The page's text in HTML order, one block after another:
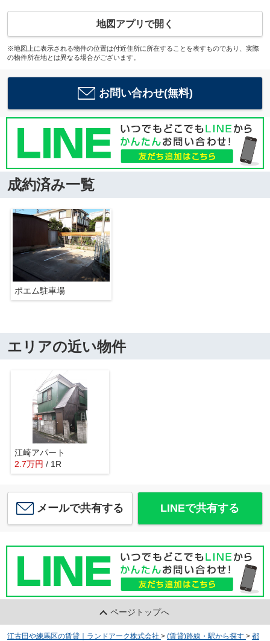
地図アプリで開く
※地図上に表示される物件の位置は付近住所に所在することを表すものであり、実際
の物件所在地とは異なる場合がございます。
お問い合わせ(無料)
成約済み一覧
ポエム駐車場
エリアの近い物件
江崎アパート
2.7万円 / 1R
メールで共有する LINEで共有する
ページトップへ
江古田や練馬区の賃貸｜ランドアーク株式会社 > (賃貸)路線・駅から探す > 都